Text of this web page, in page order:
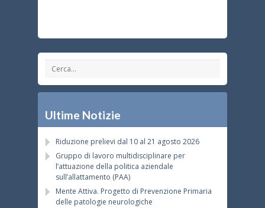
Ultime Notizie
Riduzione prelievi dal 10 al 21 agosto 2026
Gruppo di lavoro multidisciplinare per
l’attuazione della politica aziendale
sull’allattamento (PAA)
Mente Attiva. Progetto di Prevenzione Primaria
delle patologie neurologiche